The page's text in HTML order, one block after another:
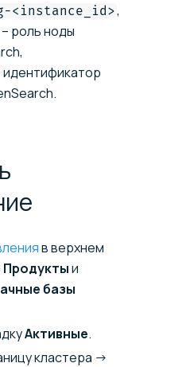
<instance_id>,
– роль ноды
идентификатор
в верхнем
Продуктыи
базы
Активные.
кластера →